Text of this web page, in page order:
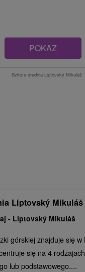
POKAZ
Liptovský Mikuláš
- Liptovský Mikuláš
górskiej znajduje się w
się na 4
lub podstawowego....